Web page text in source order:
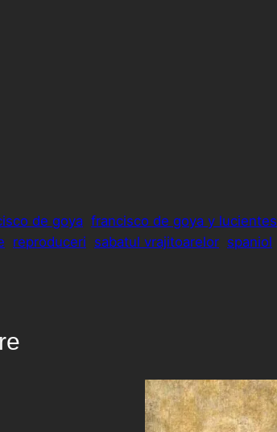
de goya francisco de goya y lucientes
reproduceri sabatul vrajitoarelor spaniol